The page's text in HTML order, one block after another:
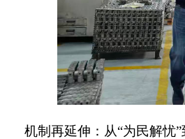
机制再延伸：从“为民解忧”